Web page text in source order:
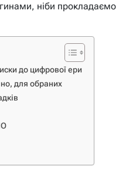
ніби прокладаємо
до цифрової ери
для обраних